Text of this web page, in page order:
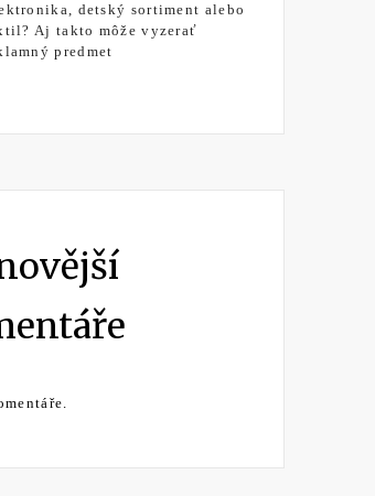
detský sortiment alebo
Aj takto môže vyzerať
predmet